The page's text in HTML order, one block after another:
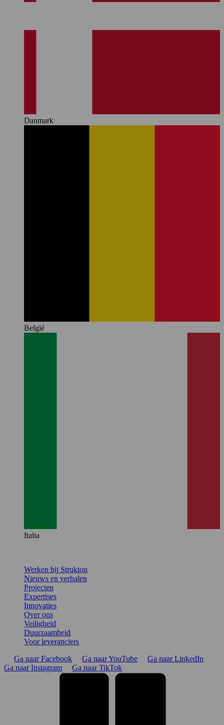
Danmark
België
Italia
Werken bij Strukton
Nieuws en verhalen
Projecten
Expertises
Innovaties
Over ons
Veiligheid
Duurzaamheid
Voor leveranciers
Ga naar Facebook
Ga naar YouTube
Ga naar LinkedIn
Ga naar Instagram
Ga naar TikTok